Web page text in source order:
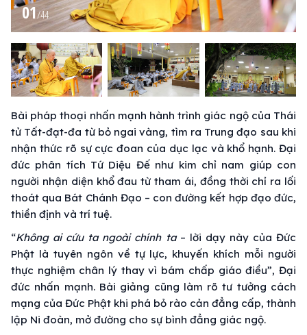
01/44
Bài pháp thoại nhấn mạnh hành trình giác ngộ của Thái
tử Tất-đạt-đa từ bỏ ngai vàng, tìm ra Trung đạo sau khi
nhận thức rõ sự cực đoan của dục lạc và khổ hạnh. Đại
đức phân tích Tứ Diệu Đế như kim chỉ nam giúp con
người nhận diện khổ đau từ tham ái, đồng thời chỉ ra lối
thoát qua Bát Chánh Đạo – con đường kết hợp đạo đức,
thiền định và trí tuệ.
“Không ai cứu ta ngoài chính ta– lời dạy này của Đức
Phật là tuyên ngôn về tự lực, khuyến khích mỗi người
thực nghiệm chân lý thay vì bám chấp giáo điều”, Đại
đức nhấn mạnh. Bài giảng cũng làm rõ tư tưởng cách
mạng của Đức Phật khi phá bỏ rào cản đẳng cấp, thành
lập Ni đoàn, mở đường cho sự bình đẳng giác ngộ.